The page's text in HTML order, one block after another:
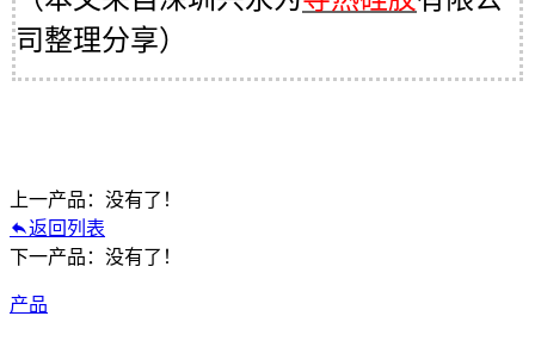
司整理分享）
上一产品：没有了！
返回列表
下一产品：没有了！
产品